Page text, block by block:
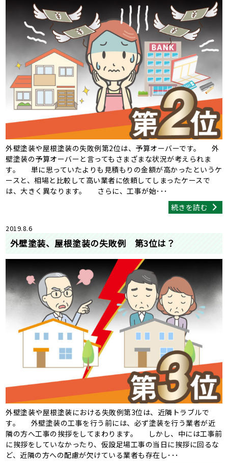
外壁塗装や屋根塗装の失敗例第2位は、予算オーバーです。 外
壁塗装の予算オーバーと言ってもさまざまな状況が考えられま
す。 単に思っていたよりも見積もりの金額が高かったというケ
ースと、相場と比較して高い業者に依頼してしまったケースで
は、大きく異なります。 さらに、工事が始･･･
続きを読む
2019.8.6
外壁塗装、屋根塗装の失敗例 第3位は？
外壁塗装や屋根塗装における失敗例第3位は、近隣トラブルで
す。 外壁塗装の工事を行う前には、必ず塗装を行う業者が近
隣の方へ工事の挨拶をしてまわります。 しかし、中には工事前
に挨拶をしていなかったり、仮設足場工事の当日に挨拶に回るな
ど、近隣の方への配慮が欠けている業者も存在し･･･